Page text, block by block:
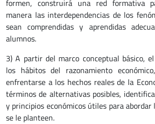
formen, construirá una red formativa
manera las interdependencias de los
sean comprendidas y aprendidas
alumnos.
3) A partir del marco conceptual básico,
los hábitos del razonamiento
enfrentarse a los hechos reales de la
términos de alternativas posibles,
y principios económicos útiles para abordar
se le planteen.